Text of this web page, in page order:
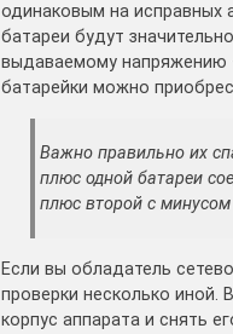
одинаковым на исправных
батареи будут
выдаваемому напряжению
батарейки можно
Важно правильно их
плюс одной батареи
плюс второй с
Если вы обладатель
проверки несколько иной.
корпус аппарата и снять